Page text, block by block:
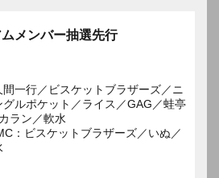
メンバー抽選先行
一行／ビスケットブラザーズ／ニ
ルポケット／ライス／GAG／蛙亭
ラン／軟水
：ビスケットブラザーズ／いぬ／